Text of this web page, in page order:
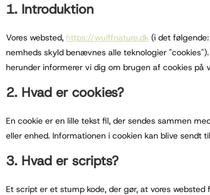
1. Introduktion
Vores websted, https://wulffnature.dk (i det
nemheds skyld benævnes alle teknologier
herunder informerer vi dig om brugen af ​​cookies på
2. Hvad er cookies?
En cookie er en lille tekst fil, der sendes sammen
eller enhed. Informationen i cookien kan blive sendt
3. Hvad er scripts?
Et script er et stump kode, der gør, at vores